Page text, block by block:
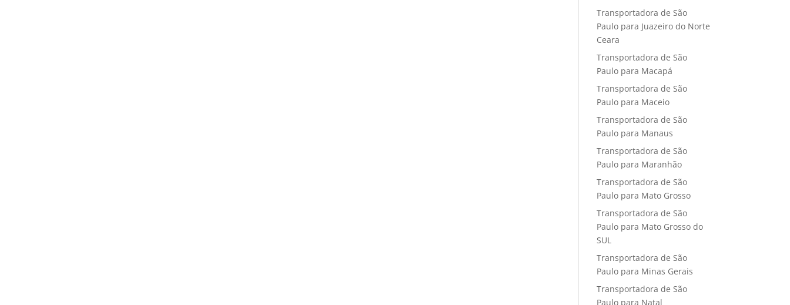
Transportadora de São
Paulo para Juazeiro do Norte
Ceara
Transportadora de São
Paulo para Macapá
Transportadora de São
Paulo para Maceio
Transportadora de São
Paulo para Manaus
Transportadora de São
Paulo para Maranhão
Transportadora de São
Paulo para Mato Grosso
Transportadora de São
Paulo para Mato Grosso do
SUL
Transportadora de São
Paulo para Minas Gerais
Transportadora de São
Paulo para Natal